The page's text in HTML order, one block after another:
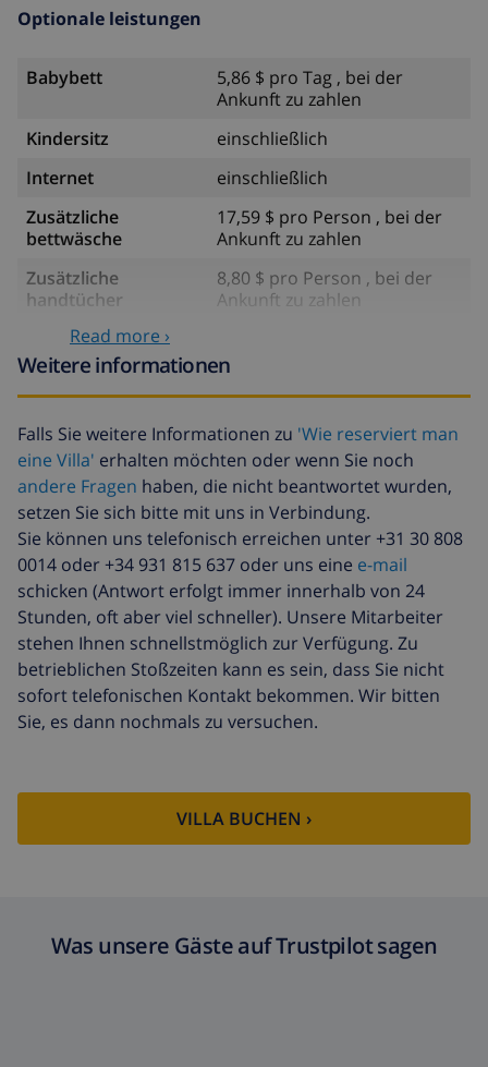
Optionale leistungen
Babybett
5,86 $ pro Tag , bei der
Ankunft zu zahlen
Kindersitz
einschließlich
Internet
einschließlich
Zusätzliche
bettwäsche
17,59 $ pro Person , bei der
Ankunft zu zahlen
Zusätzliche
handtücher
8,80 $ pro Person , bei der
Ankunft zu zahlen
Späte abreise
Zusätzliche
reinigung
basiert auf den
Energieverbrauch
(52,77 $/HOUR)
Reiserücktrittsfonds:
4.80% der Gesamtsumme
Read more ›
Weitere informationen
Falls Sie weitere Informationen zu 'Wie reserviert man
eine Villa' erhalten möchten oder wenn Sie noch
andere Fragen haben, die nicht beantwortet wurden,
setzen Sie sich bitte mit uns in Verbindung.
Sie können uns telefonisch erreichen unter +31 30 808
0014 oder +34 931 815 637 oder uns eine e-mail
schicken (Antwort erfolgt immer innerhalb von 24
Stunden, oft aber viel schneller). Unsere Mitarbeiter
stehen Ihnen schnellstmöglich zur Verfügung. Zu
betrieblichen Stoßzeiten kann es sein, dass Sie nicht
sofort telefonischen Kontakt bekommen. Wir bitten
Sie, es dann nochmals zu versuchen.
VILLA BUCHEN ›
Was unsere Gäste auf Trustpilot sagen